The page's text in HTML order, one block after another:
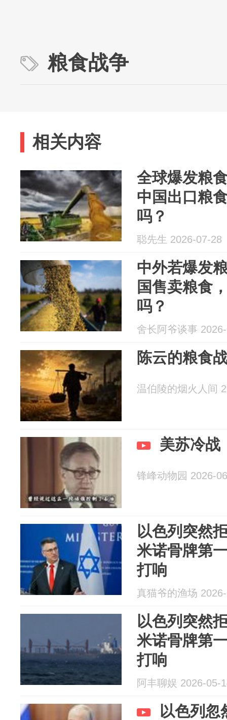
粮食战争
相关内容
全球爆发粮
中国出口粮
吗？
聪先生 2026-07-28
中外若爆发
国售卖粮食
吗？
舍长阿爷谈事
陈云的粮食
温伯陵的烟火人间
美苏冷战
锋峰动物园 2026-
以色列突然
米诺骨牌第
打响
真猫爷的渔场
以色列突然
米诺骨牌第
打响
阿丰聊娱 2026-05-
以色列忽